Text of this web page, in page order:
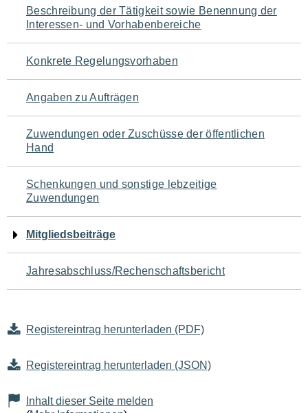
den
Seiteninhalt
Beschreibung der Tätigkeit sowie Benennung der
Interessen- und Vorhabenbereiche
Konkrete Regelungsvorhaben
Angaben zu Aufträgen
Zuwendungen oder Zuschüsse der öffentlichen
Hand
Schenkungen und sonstige lebzeitige
Zuwendungen
Mitgliedsbeiträge
Jahresabschluss/Rechenschaftsbericht
Registereintrag herunterladen (PDF)
Registereintrag herunterladen (JSON)
Inhalt dieser Seite melden